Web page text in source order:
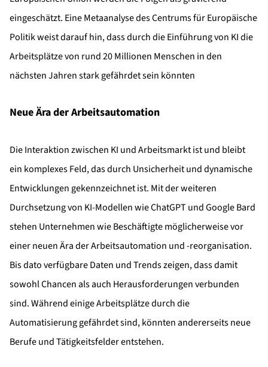
eingeschätzt. Eine Metaanalyse des Centrums für Europäische
Politik weist darauf hin, dass durch die Einführung von KI die
Arbeitsplätze von rund 20 Millionen Menschen in den
nächsten Jahren stark gefährdet sein könnten
Neue Ära der Arbeitsautomation
Die Interaktion zwischen KI und Arbeitsmarkt ist und bleibt
ein komplexes Feld, das durch Unsicherheit und dynamische
Entwicklungen gekennzeichnet ist. Mit der weiteren
Durchsetzung von KI-Modellen wie ChatGPT und Google Bard
stehen Unternehmen wie Beschäftigte möglicherweise vor
einer neuen Ära der Arbeitsautomation und -reorganisation.
Bis dato verfügbare Daten und Trends zeigen, dass damit
sowohl Chancen als auch Herausforderungen verbunden
sind. Während einige Arbeitsplätze durch die
Automatisierung gefährdet sind, könnten andererseits neue
Berufe und Tätigkeitsfelder entstehen.